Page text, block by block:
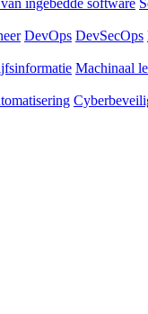
ingebedde software
DevOps DevSecOps
Machinaal